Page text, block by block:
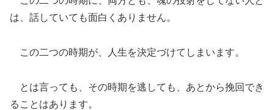
は、話していても面白くありません。
この二つの時期が、人生を決定づけてしまいます。
とは言っても、その時期を逃しても、あとから挽回でき
ることはあります。